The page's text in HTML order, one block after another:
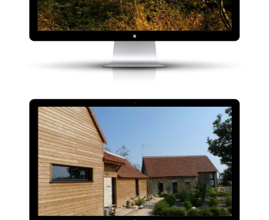
Ce que nous avons acheté en 2008 !
Les lieux changent